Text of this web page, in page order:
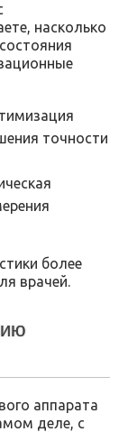
насколько
точности
более
врачей.
аппарата
деле, с